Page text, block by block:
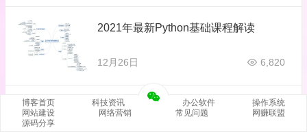
2021年最新Python基础课程解读
12月26日 6,820
概括Python所有基础知识，这几张神图
博客首页 科技资讯 办公软件
操作系统
网站建设
网络营销 常见问题
网赚联盟
源码分享